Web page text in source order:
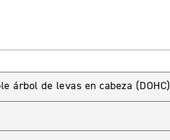
árbol de levas en cabeza (DOHC)